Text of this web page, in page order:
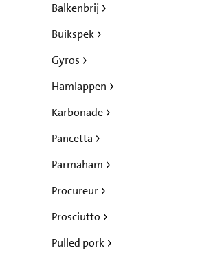
Balkenbrij
Buikspek
Gyros
Hamlappen
Karbonade
Pancetta
Parmaham
Procureur
Prosciutto
Pulled pork